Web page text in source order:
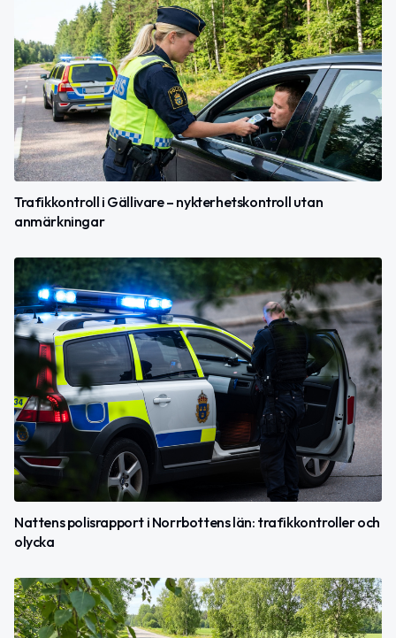
Trafikkontroll i Gällivare – nykterhetskontroll utan
anmärkningar
Nattens polisrapport i Norrbottens län: trafikkontroller och
olycka